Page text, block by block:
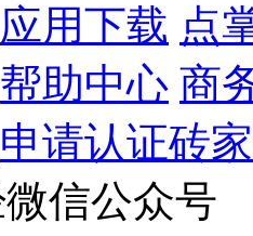
应用下载 点
帮助中心 商
申请认证砖家